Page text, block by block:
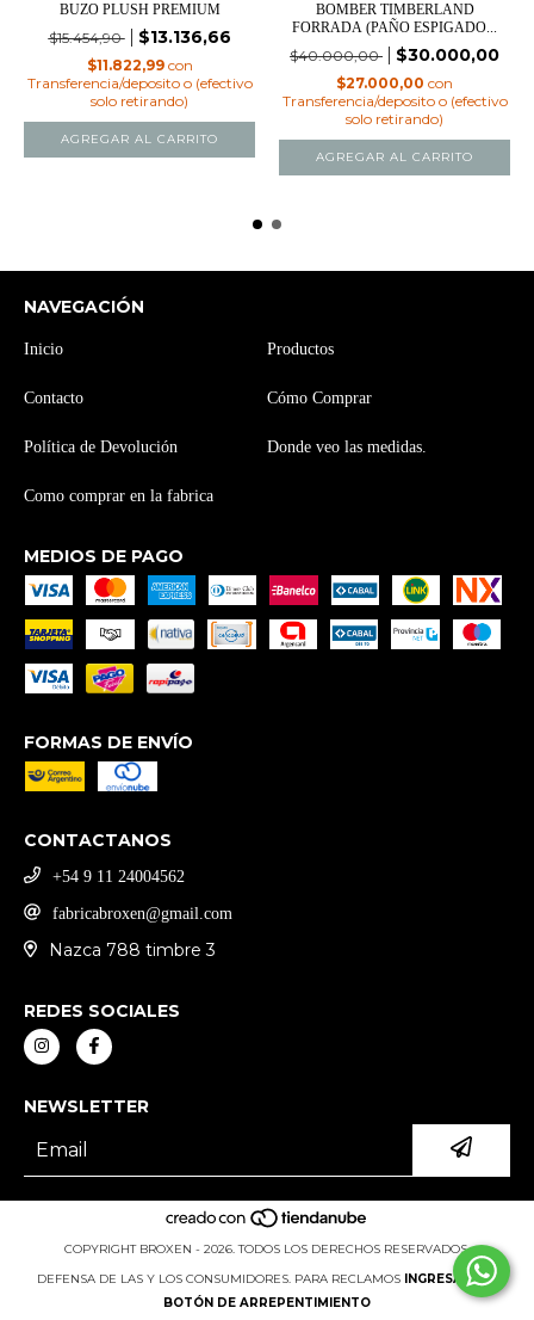
BUZO PLUSH PREMIUM
$15.454,90 $13.136,66
$11.822,99 con
Transferencia/deposito o (efectivo
solo retirando)
AGREGAR AL CARRITO
BOMBER TIMBERLAND
FORRADA (PAÑO ESPIGADO...
$40.000,00 $30.000,00
$27.000,00 con
Transferencia/deposito o (efectivo
solo retirando)
AGREGAR AL CARRITO
NAVEGACIÓN
Inicio Productos
Contacto Cómo Comprar
Política de Devolución Donde veo las medidas.
Como comprar en la fabrica
MEDIOS DE PAGO
FORMAS DE ENVÍO
CONTACTANOS
‪+54 9 11 24004562
fabricabroxen@gmail.com
Nazca 788 timbre 3
REDES SOCIALES
NEWSLETTER
COPYRIGHT BROXEN - 2026. TODOS LOS DERECHOS RESERVADOS.
DEFENSA DE LAS Y LOS CONSUMIDORES. PARA RECLAMOS
INGRESÁ ACÁ.
BOTÓN DE ARREPENTIMIENTO